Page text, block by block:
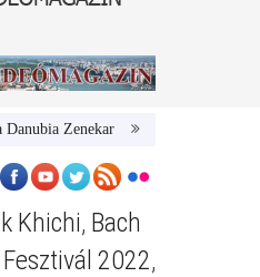
Zenekar Bemutatta 2024/25-
Khichi, Bach
2022,